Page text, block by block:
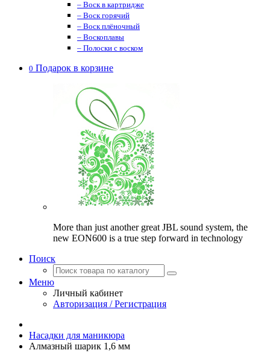
– Воск в картридже
– Воск горячий
– Воск плёночный
– Воскоплавы
– Полоски с воском
0 Подарок в корзине
More than just another great JBL sound system, the
new EON600 is a true step forward in technology
Поиск
Меню
Личный кабинет
Авторизация / Регистрация
Насадки для маникюра
Алмазный шарик 1,6 мм